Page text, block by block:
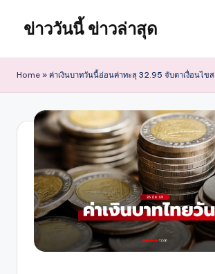
content
ข่าววันนี้ ข่าวล่าสุด
Home » ค่าเงินบาทวันนี้อ่อนค่าทะลุ 32.95 จับตาเงื่อนไข